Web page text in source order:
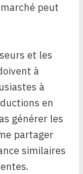
peut
et les
à
à
en
générer les
partager
similaires